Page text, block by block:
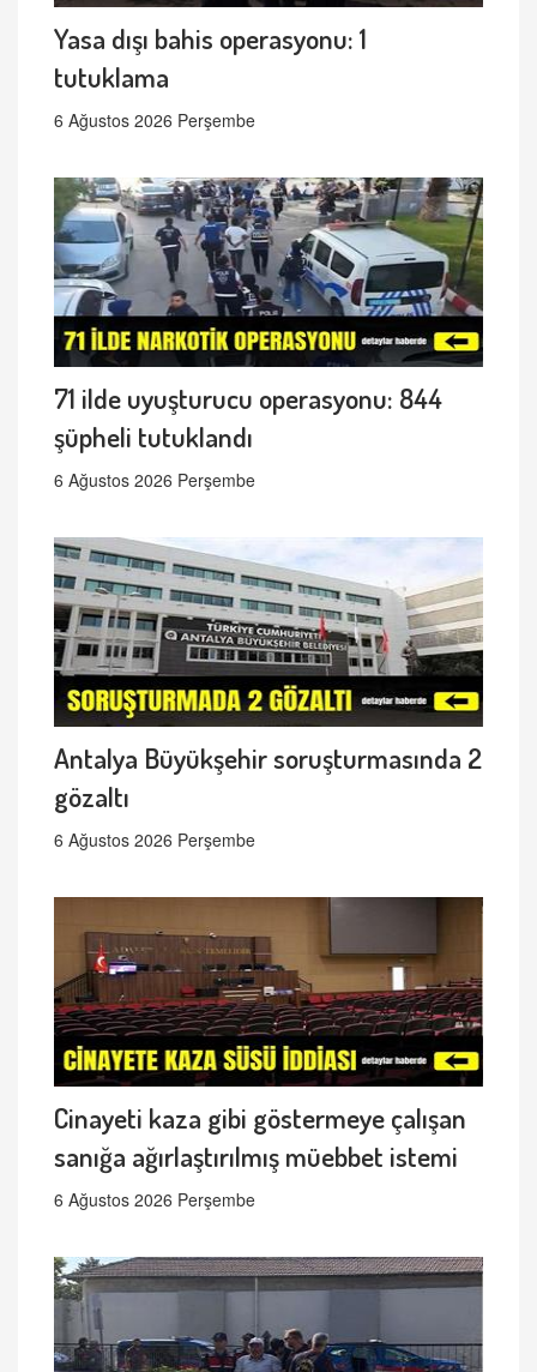
Yasa dışı bahis operasyonu: 1
tutuklama
6 Ağustos 2026 Perşembe
71 ilde uyuşturucu operasyonu: 844
şüpheli tutuklandı
6 Ağustos 2026 Perşembe
Antalya Büyükşehir soruşturmasında 2
gözaltı
6 Ağustos 2026 Perşembe
Cinayeti kaza gibi göstermeye çalışan
sanığa ağırlaştırılmış müebbet istemi
6 Ağustos 2026 Perşembe